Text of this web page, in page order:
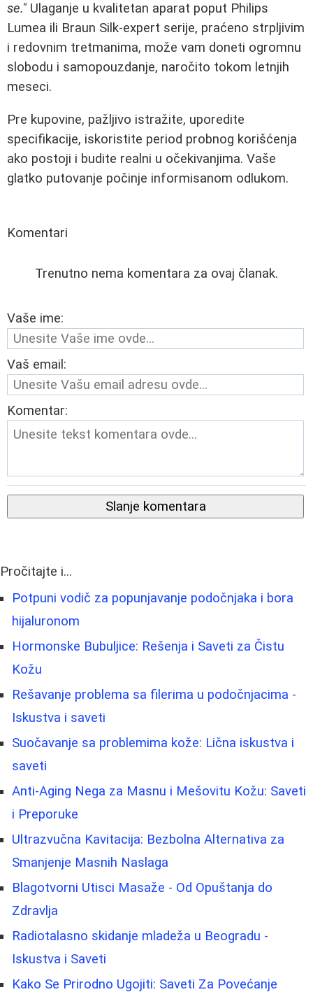
se." Ulaganje u kvalitetan aparat poput Philips
Lumea ili Braun Silk-expert serije, praćeno strpljivim
i redovnim tretmanima, može vam doneti ogromnu
slobodu i samopouzdanje, naročito tokom letnjih
meseci.
Pre kupovine, pažljivo istražite, uporedite
specifikacije, iskoristite period probnog korišćenja
ako postoji i budite realni u očekivanjima. Vaše
glatko putovanje počinje informisanom odlukom.
Komentari
Trenutno nema komentara za ovaj članak.
Vaše ime:
Vaš email:
Komentar:
Slanje komentara
Pročitajte i...
Potpuni vodič za popunjavanje podočnjaka i bora
hijaluronom
Hormonske Bubuljice: Rešenja i Saveti za Čistu
Kožu
Rešavanje problema sa filerima u podočnjacima -
Iskustva i saveti
Suočavanje sa problemima kože: Lična iskustva i
saveti
Anti-Aging Nega za Masnu i Mešovitu Kožu: Saveti
i Preporuke
Ultrazvučna Kavitacija: Bezbolna Alternativa za
Smanjenje Masnih Naslaga
Blagotvorni Utisci Masaže - Od Opuštanja do
Zdravlja
Radiotalasno skidanje mladeža u Beogradu -
Iskustva i Saveti
Kako Se Prirodno Ugojiti: Saveti Za Povećanje